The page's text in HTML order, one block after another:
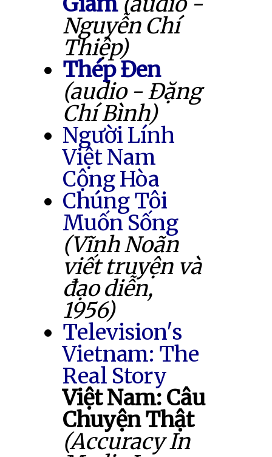
Nguyễn Chí
Thiệp)
Thép Đen
(audio - Đặng
Chí Bình)
Người Lính
Việt Nam
Cộng Hòa
Chúng Tôi
Muốn Sống
(Vĩnh Noãn
viết truyện và
đạo diễn,
1956)
Television's
Vietnam: The
Real Story
Việt Nam: Câu
Chuyện Thật
(Accuracy In